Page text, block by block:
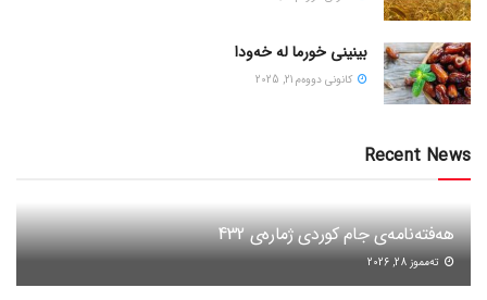
بینینی خورما لە خەودا
كانونی دووه‌م 21, 2025
Recent News
هەفتەنامەی جام کوردی ژمارەی 432
ته‌مموز 28, 2026